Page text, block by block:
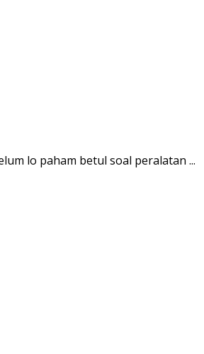
lo paham betul soal peralatan ...